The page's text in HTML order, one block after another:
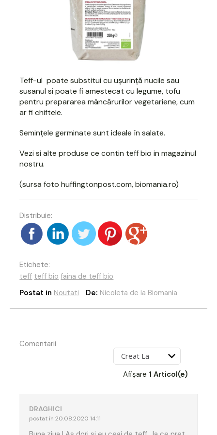
Teff-ul poate substitui cu ușurință nucile sau
susanul si poate fi amestecat cu legume, tofu
pentru prepararea mâncărurilor vegetariene, cum
ar fi chiftele.
Semințele germinate sunt ideale în salate.
Vezi si alte produse cecontin teff bio in magazinul
nostru.
(sursa foto huffingtonpost.com, biomania.ro)
Distribuie:
Etichete:
teff teff bio faina de teff bio
Postat in Noutati De: Nicoleta de la Biomania
Comentarii
Afișare 1 Articol(e)
DRAGHICI
postat în 20.08.2020 14:11